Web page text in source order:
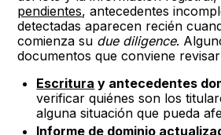
pendientes, antecedentes
detectadas aparecen recién
comienza su due diligence.
documentos que conviene
Escritura y antecedentes
verificar quiénes son los
alguna situación que pueda
Informe de dominio